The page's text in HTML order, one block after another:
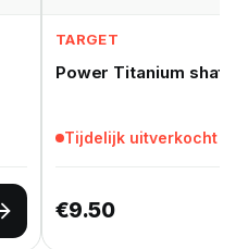
Opties selecteren
TARGET
Power Titanium shaft
Tijdelijk uitverkocht
€9.50